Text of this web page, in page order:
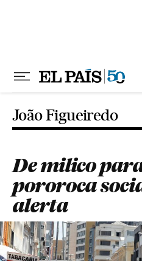
João Figueiredo
De milico
pororoca
alerta